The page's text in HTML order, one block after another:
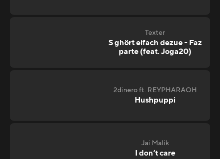
Texter
S ghört eifach dezue - Faz
parte (feat. Joga20)
2dinero ft. REYPHARAOH
Hushpuppi
Jai Malik
I don‘t care